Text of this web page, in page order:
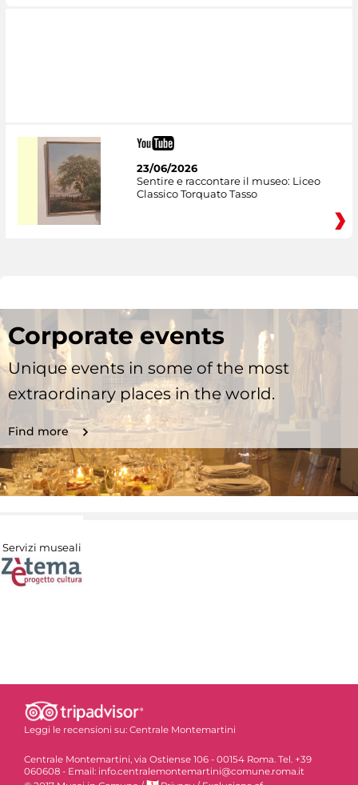
23/06/2026
Sentire e raccontare il museo: Liceo
Classico Torquato Tasso
Corporate events
Unique events in some of the most
extraordinary places in the world.
Find more
Servizi museali
Leggi le recensioni su: Centrale Montemartini
Centrale Montemartini, via Ostiense 106 - 00154 Roma. Tel. +39
060608 - Email: info.centralemontemartini@comune.roma.it